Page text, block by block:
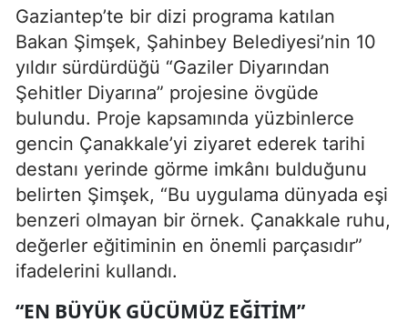
Gaziantep’te bir dizi programa katılan
Bakan Şimşek, Şahinbey Belediyesi’nin 10
yıldır sürdürdüğü “Gaziler Diyarından
Şehitler Diyarına” projesine övgüde
bulundu. Proje kapsamında yüzbinlerce
gencin Çanakkale’yi ziyaret ederek tarihi
destanı yerinde görme imkânı bulduğunu
belirten Şimşek, “Bu uygulama dünyada eşi
benzeri olmayan bir örnek. Çanakkale ruhu,
değerler eğitiminin en önemli parçasıdır”
ifadelerini kullandı.
“EN BÜYÜK GÜCÜMÜZ EĞITIM”